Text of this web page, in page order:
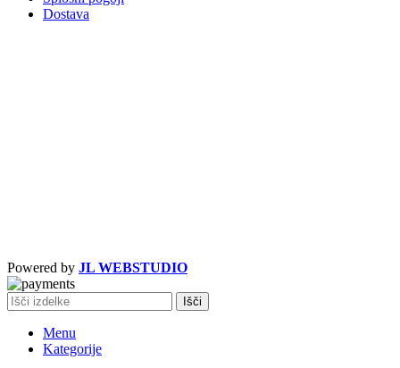
Dostava
Powered by JL WEBSTUDIO
Išči
Menu
Kategorije